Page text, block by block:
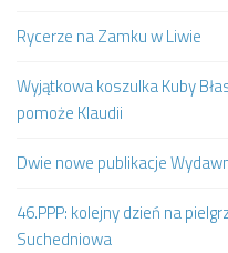
Rycerze na Zamku w Liwie
Wyjątkowa koszulka Kuby
pomoże Klaudii
Dwie nowe publikacje
46.PPP: kolejny dzień na
Suchedniowa